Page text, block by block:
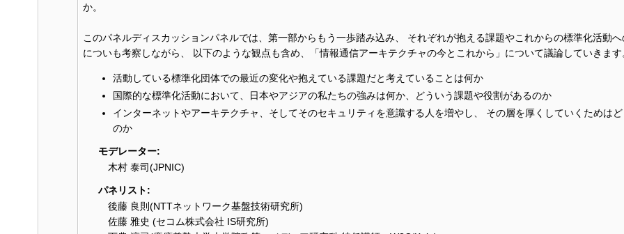
か。
このパネルディスカッションパネルでは、第一部からもう一歩踏み込み、 それぞれが抱える課題やこれからの標準化活動
についも考察しながら、 以下のような観点も含め、「情報通信アーキテクチャの今とこれから」について議論していきます
活動している標準化団体での最近の変化や抱えている課題だと考えていることは何か
国際的な標準化活動において、日本やアジアの私たちの強みは何か、どういう課題や役割があるのか
インターネットやアーキテクチャ、そしてそのセキュリティを意識する人を増やし、 その層を厚くしていくためは
のか
モデレーター:
木村 泰司(JPNIC)
パネリスト:
後藤 良則(NTTネットワーク基盤技術研究所)
佐藤 雅史 (セコム株式会社 IS研究所)